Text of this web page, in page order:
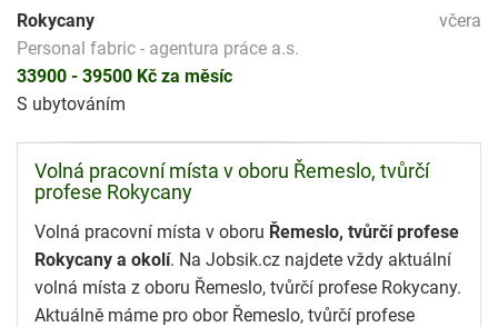
včera
Rokycany
Personal fabric - agentura práce a.s.
33900 - 39500 Kč za měsíc
S ubytováním
Volná pracovní místa v oboru Řemeslo, tvůrčí
profese Rokycany
Volná pracovní místa v oboru Řemeslo, tvůrčí profese
Rokycany a okolí. Na Jobsik.cz najdete vždy aktuální
volná místa z oboru Řemeslo, tvůrčí profese Rokycany.
Aktuálně máme pro obor Řemeslo, tvůrčí profese